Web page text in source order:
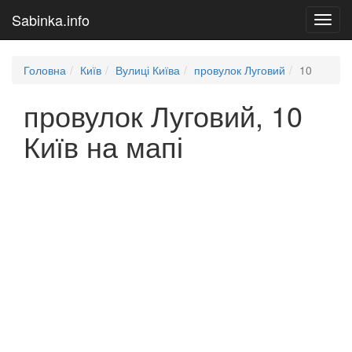
Sabinka.info
Головна Київ Вулиці Київа провулок Луговий 10
провулок Луговий, 10
Київ на мапі